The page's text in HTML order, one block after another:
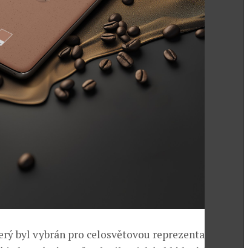
byl vybrán pro celosvětovou reprezentaci